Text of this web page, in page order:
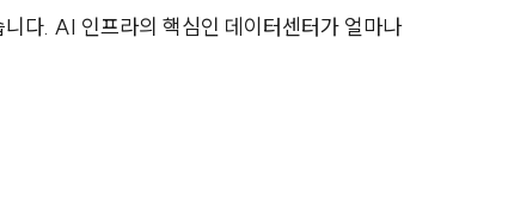
다. AI 인프라의 핵심인 데이터센터가 얼마나